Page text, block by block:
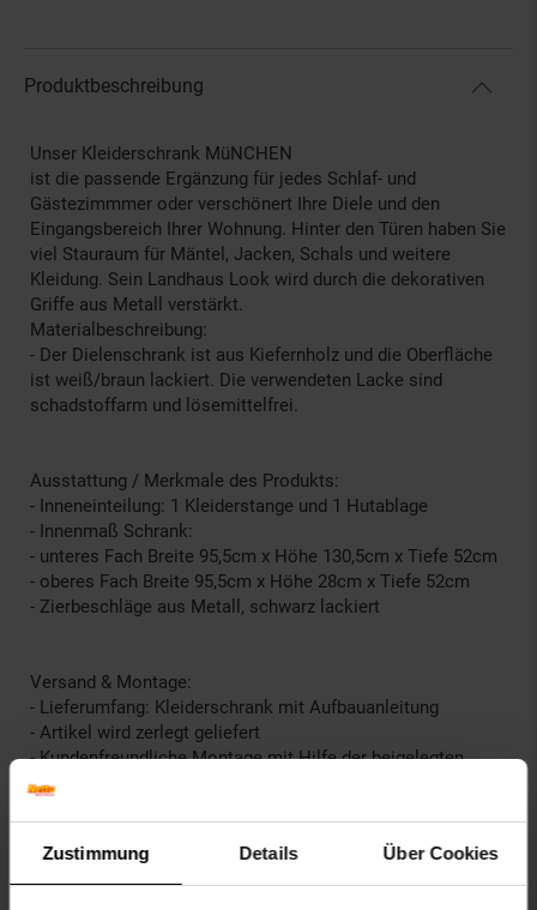
Zustimmung Details Über Cookies
Produktbeschreibung
Unser Kleiderschrank MüNCHEN
ist die passende Ergänzung für jedes Schlaf- und
Gästezimmmer oder verschönert Ihre Diele und den
Eingangsbereich Ihrer Wohnung. Hinter den Türen haben Sie
viel Stauraum für Mäntel, Jacken, Schals und weitere
Kleidung. Sein Landhaus Look wird durch die dekorativen
Griffe aus Metall verstärkt.
Materialbeschreibung:
- Der Dielenschrank ist aus Kiefernholz und die Oberfläche
ist weiß/braun lackiert. Die verwendeten Lacke sind
schadstoffarm und lösemittelfrei.
Ausstattung / Merkmale des Produkts:
- Inneneinteilung: 1 Kleiderstange und 1 Hutablage
- Innenmaß Schrank:
- unteres Fach Breite 95,5cm x Höhe 130,5cm x Tiefe 52cm
- oberes Fach Breite 95,5cm x Höhe 28cm x Tiefe 52cm
- Zierbeschläge aus Metall, schwarz lackiert
Versand & Montage:
- Lieferumfang: Kleiderschrank mit Aufbauanleitung
- Artikel wird zerlegt geliefert
- Kundenfreundliche Montage mit Hilfe der beigelegten
Aufbauanleitung
Breite in cm: 103